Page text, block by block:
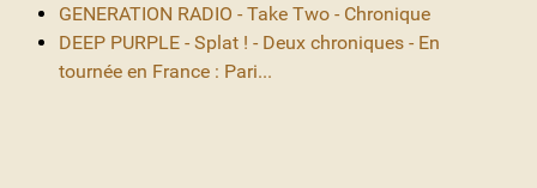
GENERATION RADIO - Take Two - Chronique
DEEP PURPLE - Splat ! - Deux chroniques - En
tournée en France : Pari...